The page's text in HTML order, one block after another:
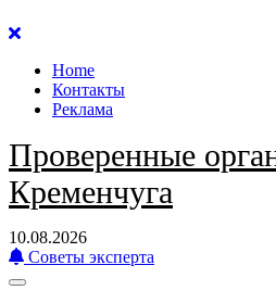
Перейти
содержанию
Home
Контакты
Реклама
Проверенные
Кременчуга
10.08.2026
Советы эксперта